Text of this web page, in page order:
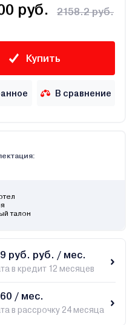
руб. 2158.2 руб.
Купить
В сравнение
талон
руб. руб. / мес.
в кредит 12 месяцев
/ мес.
в рассрочку 24 месяца